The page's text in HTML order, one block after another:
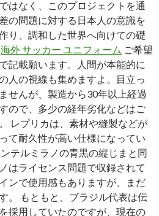
はなく、このプロジェクトを通
の問題に対する日本人の意識を
り、調和した世界へ向けての礎
海外 サッカー ユニフォーム ご希望
記載願います。人間が本能的に
人の視線も集めますよ。目立っ
せんが、製造から30年以上経過
ので、多少の経年劣化などはご
レプリカは、素材や縫製などが
て耐久性が高い仕様になってい
テルミラノの青黒の縦じまと同
はライセンス問題で収録されて
ンで使用感もありますが、まだ
。 もともと、ブラジル代表は伝
採用していたのですが、現在の